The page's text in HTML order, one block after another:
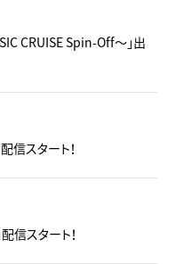
CRUISE Spin-Off～」出
信スタート！
信スタート！